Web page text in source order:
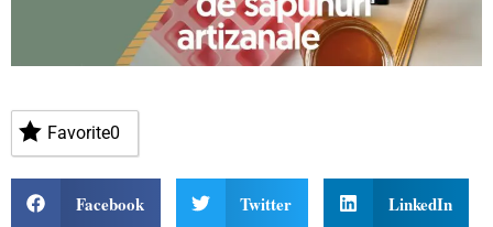
Favorite0
Facebook Twitter LinkedIn